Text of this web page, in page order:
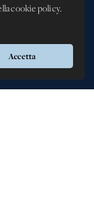
cookie policy.
Accetta